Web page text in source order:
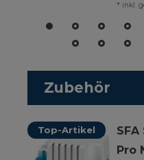
* inkl.
Zubehör
Top-Artikel
Pro